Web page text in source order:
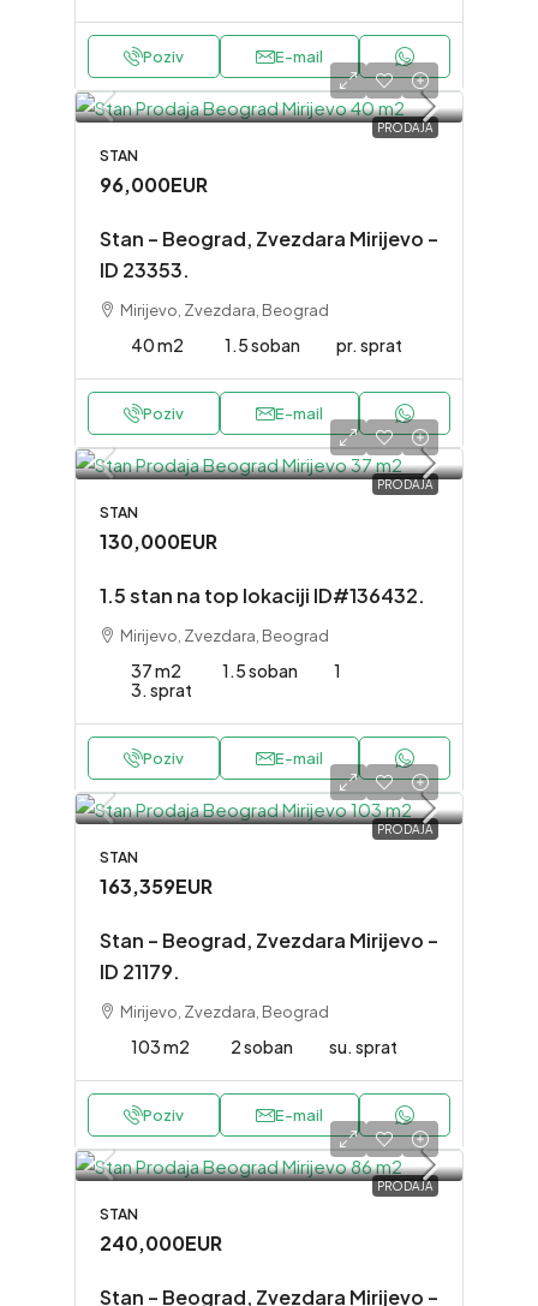
Poziv E-mail
PRODAJA
STAN
96,000EUR
Stan – Beograd, Zvezdara Mirijevo –
ID 23353.
Mirijevo, Zvezdara, Beograd
40 m2 1.5 soban pr. sprat
Poziv E-mail
PRODAJA
STAN
130,000EUR
1.5 stan na top lokaciji ID#136432.
Mirijevo, Zvezdara, Beograd
37 m2 1.5 soban
1
3. sprat
Poziv E-mail
PRODAJA
STAN
163,359EUR
Stan – Beograd, Zvezdara Mirijevo –
ID 21179.
Mirijevo, Zvezdara, Beograd
103 m2 2 soban su. sprat
Poziv E-mail
PRODAJA
STAN
240,000EUR
Stan – Beograd, Zvezdara Mirijevo –